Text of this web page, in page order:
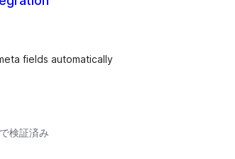
fields automatically
検証済み